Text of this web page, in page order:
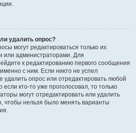
удалить опрос?
могут редактироваться только их
или администраторами. Для
к редактированию первого сообщения
с ним. Если никто не успел
удалить опрос или отредактировать любой
кто-то уже проголосовал, то только
могут отредактировать или удалить
чтобы нельзя было менять варианты